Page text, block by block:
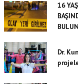
16
Dr.